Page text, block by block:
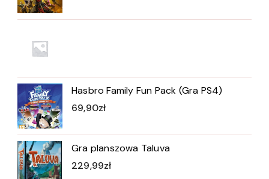
Hasbro Family Fun Pack (Gra PS4)
69,90zł
Gra planszowa Taluva
229,99zł